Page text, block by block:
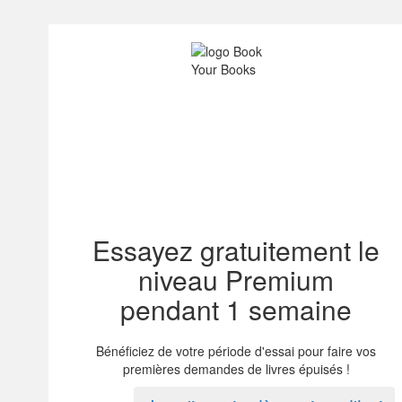
Essayez gratuitement le
niveau Premium
pendant 1 semaine
Bénéficiez de votre période d'essai pour faire vos
premières demandes de livres épuisés !